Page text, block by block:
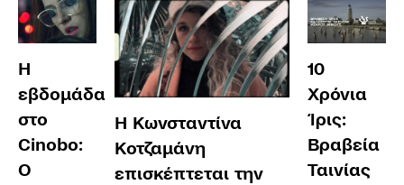
Η
εβδομάδα
στο
Cinobo:
Ο
Η Κωνσταντίνα
Κοτζαμάνη
επισκέπτεται την
10
Χρόνια
Ίρις:
Βραβεία
Ταινίας